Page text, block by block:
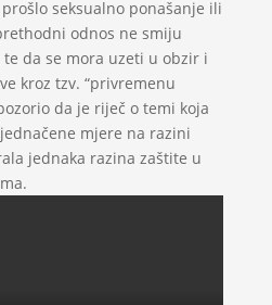
seksualno ponašanje ili
odnos ne smiju
da se mora uzeti u obzir i
kroz tzv. “privremenu
da je riječ o temi koja
mjere na razini
jednaka razina zaštite u